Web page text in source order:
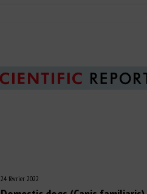
24 février 2022